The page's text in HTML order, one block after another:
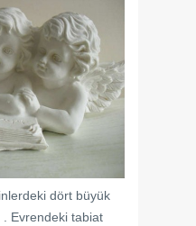
dört büyük
. Evrendeki tabiat